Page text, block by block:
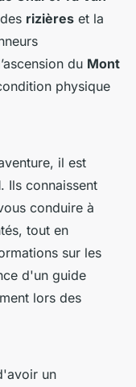
rizières et la
du Mont
physique
il est
. Ils connaissent
conduire à
tout en
sur les
d'un guide
lors des
un